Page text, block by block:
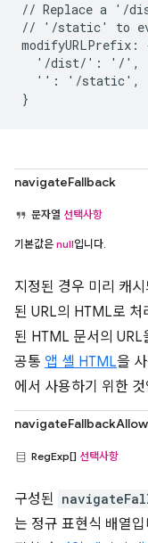
// Replace a '/
// '/static' to
modifyURLPrefix:
  '/dist/': '/',
  '': '/static',
navigateFallback
문자열 선택사항
기본값은 null입니다.
지정된 경우 미리 캐
된 URL의 HTML로 처
된 HTML 문서의 URL
공통 앱 셸 HTML을
에서 사용하기 위한
RegExp[] 선택사항
구성된
는 정규 표현식 배열